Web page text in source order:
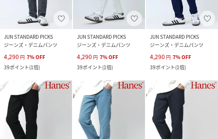
JUN STANDARD PICKS
ジーンズ・デニムパンツ
4,290 円 7%OFF
39ポイント(1倍)
JUN STANDARD PICKS
ジーンズ・デニムパンツ
4,290 円 7%OFF
39ポイント(1倍)
JUN STANDARD PICKS
ジーンズ・デニムパンツ
4,290 円 7%OFF
39ポイント(1倍)